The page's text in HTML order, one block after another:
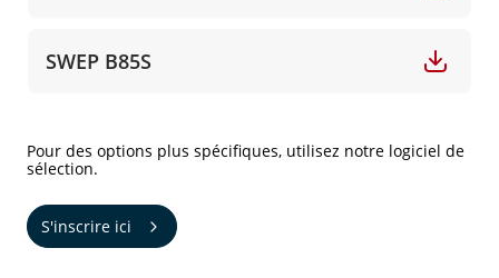
SWEP B85S
Pour des options plus spécifiques, utilisez notre logiciel de
sélection.
S'inscrire ici